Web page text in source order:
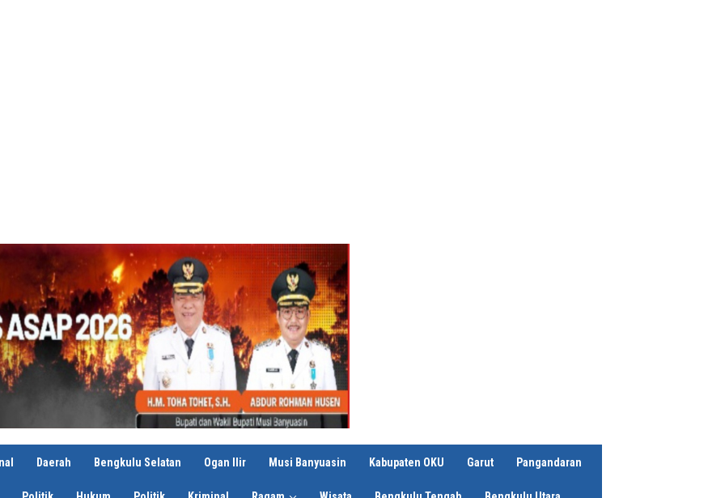
Daerah Bengkulu Selatan Ogan Ilir Musi Banyuasin Kabupaten OKU Garut Pangandaran